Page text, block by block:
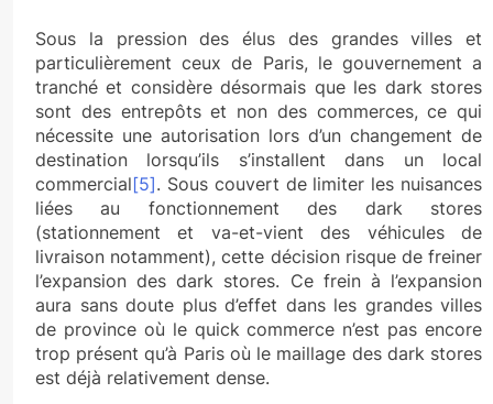
Sous la pression des élus des grandes villes et
particulièrement ceux de Paris, le gouvernement a
tranché et considère désormais que les dark stores
sont des entrepôts et non des commerces, ce qui
nécessite une autorisation lors d’un changement de
destination lorsqu’ils s’installent dans un local
commercial[5]. Sous couvert de limiter les nuisances
liées au fonctionnement des dark stores
(stationnement et va-et-vient des véhicules de
livraison notamment), cette décision risque de freiner
l’expansion des dark stores. Ce frein à l’expansion
aura sans doute plus d’effet dans les grandes villes
de province où le quick commerce n’est pas encore
trop présent qu’à Paris où le maillage des dark stores
est déjà relativement dense.